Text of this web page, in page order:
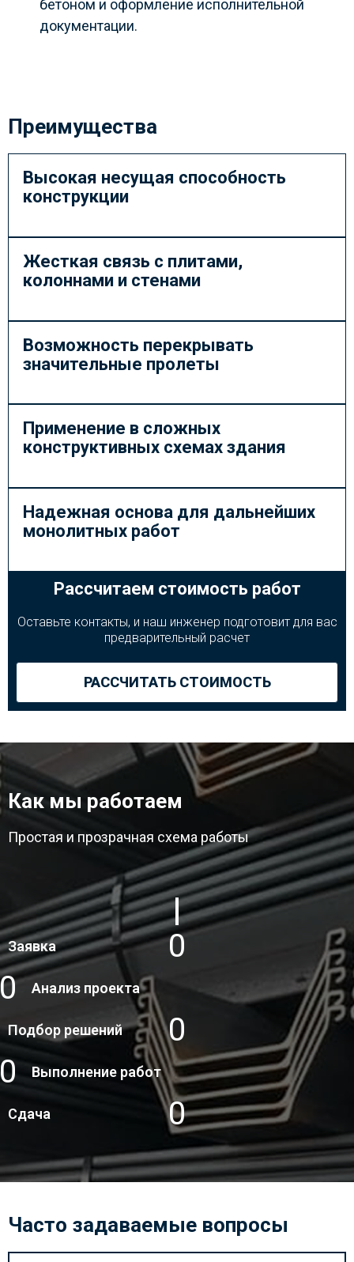
бетоном и оформление исполнительной
документации.
Преимущества
Высокая несущая способность
конструкции
Жесткая связь с плитами,
колоннами и стенами
Возможность перекрывать
значительные пролеты
Применение в сложных
конструктивных схемах здания
Надежная основа для дальнейших
монолитных работ
Рассчитаем стоимость работ
Оставьте контакты, и наш инженер подготовит для вас
предварительный расчет
РАССЧИТАТЬ СТОИМОСТЬ
Как мы работаем
Простая и прозрачная схема работы
1
Заявка
2 Анализ проекта
3
Подбор решений
4 Выполнение работ
5
Сдача
Часто задаваемые вопросы